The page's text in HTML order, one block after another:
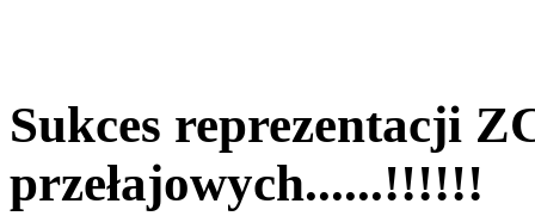
Sukces reprezentacji
przełajowych......!!!!!!